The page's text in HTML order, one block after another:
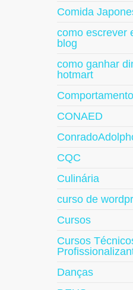
Comida
como escrever
blog
como ganhar
hotmart
Comportamento
CONAED
CQC
Culinária
curso de
Cursos
Cursos
Danças